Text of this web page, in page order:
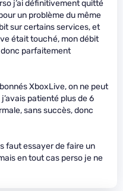
j’ai définitivement quitté
un problème du même
sur certains services, et
était touché, mon débit
parfaitement
XboxLive, on ne peut
patienté plus de 6
sans succès, donc
faut essayer de faire un
en tout cas perso je ne